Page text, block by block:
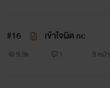
#16 เข้าใจผิด nc
9.9k 1 9 หน้า